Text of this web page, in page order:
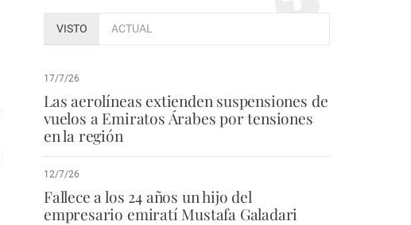
VISTO ACTUAL
17/7/26
Las aerolíneas extienden suspensiones de
vuelos a Emiratos Árabes por tensiones
en la región
12/7/26
Fallece a los 24 años un hijo del
empresario emiratí Mustafa Galadari